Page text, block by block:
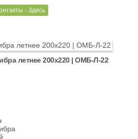
- Здесь
летнее 200х220 | ОМБ-Л-22